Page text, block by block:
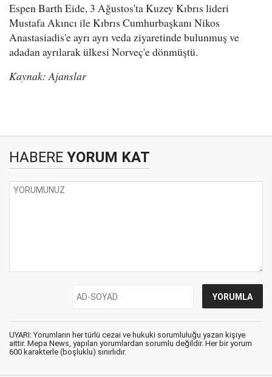
Espen Barth Eide, 3 Ağustos'ta Kuzey Kıbrıs lideri
Mustafa Akıncı ile Kıbrıs Cumhurbaşkanı Nikos
Anastasiadis'e ayrı ayrı veda ziyaretinde bulunmuş ve
adadan ayrılarak ülkesi Norveç'e dönmüştü.
Kaynak: Ajanslar
HABERE YORUM KAT
UYARI: Yorumların her türlü cezai ve hukuki sorumluluğu yazan kişiye
aittir. Mepa News, yapılan yorumlardan sorumlu değildir. Her bir yorum
600 karakterle (boşluklu) sınırlıdır.